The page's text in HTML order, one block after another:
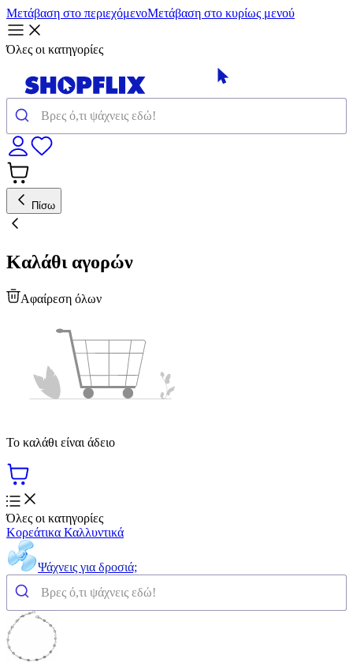
Μετάβαση στο περιεχόμενοΜετάβαση στο κυρίως μενού
Όλες οι κατηγορίες
Πίσω
Καλάθι αγορών
Αφαίρεση όλων
Το καλάθι είναι άδειο
Όλες οι κατηγορίες
Κορεάτικα Καλλυντικά
Ψάχνεις για δροσιά;